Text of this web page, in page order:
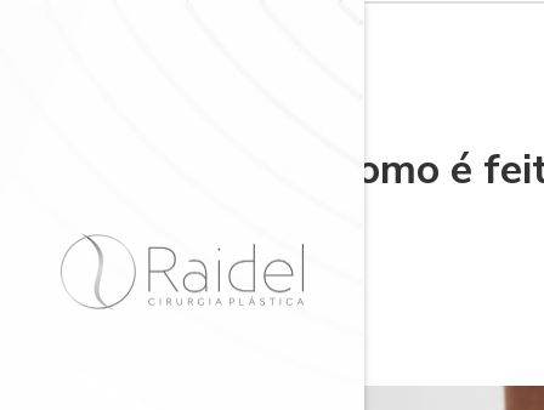
Como é